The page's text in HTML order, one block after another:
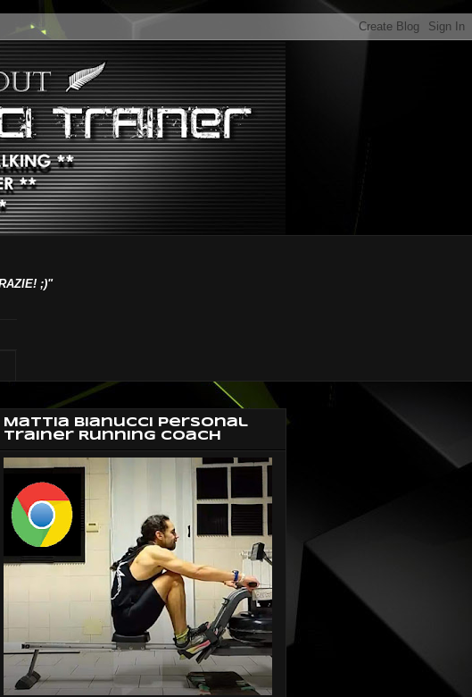
;)"
Mattia Bianucci Personal
Trainer Running Coach